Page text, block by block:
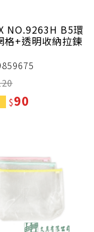
NO.9263H B5環
格+透明收納拉鍊
$90